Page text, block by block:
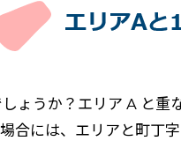
ょうか？エリア A と
合には、エリアと町丁